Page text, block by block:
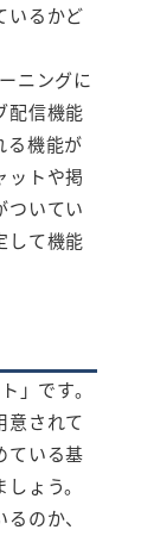
いるかど
ニングに
配信機能
る機能が
ットや掲
ついてい
して機能
」です。
意されて
ている基
ょう。
のか、